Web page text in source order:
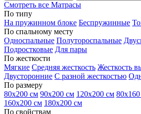
Смотреть все Матрасы
По типу
На пружинном блоке Беспружинные
По спальному месту
Односпальные Полутороспальные
Подростковые Для пары
По жесткости
Мягкие Средняя жесткость Жесткость
Двусторонние С разной жесткостью
По размеру
80х200 см 90х200 см 120х200 см
160х200 см 180х200 см
По свойствам